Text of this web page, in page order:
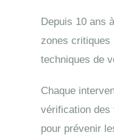
Depuis 10 ans
zones critiques
techniques de
Chaque
vérification des
pour prévenir